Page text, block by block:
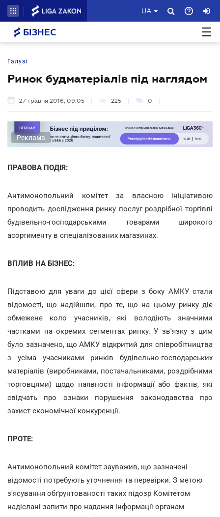
UA
БІЗНЕС
Галузі
Ринок будматеріалів під наглядом
27 травня 2016, 09:05 225 0
Реклама
ПРАВОВА ПОДІЯ:
Антимонопольний комітет за власною ініціативою
проводить дослідження ринку послуг роздрібної торгівлі
будівельно-господарськими товарами широкого
асортименту в спеціалізованих магазинах.
ВПЛИВ НА БІЗНЕС:
Підставою для уваги до цієї сфери з боку АМКУ стали
відомості, що надійшли, про те, що на цьому ринку діє
обмежене коло учасників, які володіють значними
частками на окремих сегментах ринку. У зв'язку з цим
було зазначено, що АМКУ відкритий для співробітництва
з усіма учасниками ринків будівельно-господарських
матеріалів (виробниками, постачальниками, роздрібними
торговцями) щодо наявності інформації або фактів, які
свідчать про ознаки порушення законодавства про
захист економічної конкуренції.
ПРОТЕ:
Антимонопольний комітет зауважив, що зазначені
відомості потребують уточнення та перевірки. З метою
з'ясування обґрунтованості таких підозр Комітетом
надіслані запити про надання інформації органам